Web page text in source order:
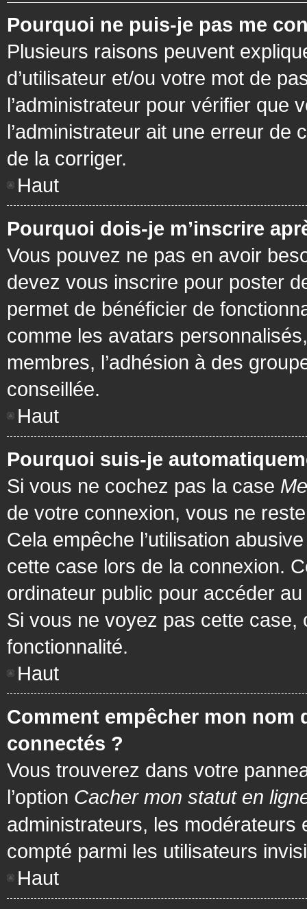
Pourquoi ne puis-je pas me
Plusieurs raisons peuvent
d’utilisateur et/ou votre mot de
l’administrateur pour vérifier que
l’administrateur ait une erreur de
de la corriger.
Haut
Pourquoi dois-je m’inscrire
Vous pouvez ne pas en avoir
devez vous inscrire pour poster
permet de bénéficier de
comme les avatars
membres, l’adhésion à des
conseillée.
Haut
Pourquoi suis-je
Si vous ne cochez pas la case
de votre connexion, vous ne
Cela empêche l’utilisation
cette case lors de la connexion.
ordinateur public pour accéder
Si vous ne voyez pas cette case,
fonctionnalité.
Haut
Comment empêcher mon nom
connectés ?
Vous trouverez dans votre
l’option Cacher mon statut en
administrateurs, les
compté parmi les utilisateurs
Haut